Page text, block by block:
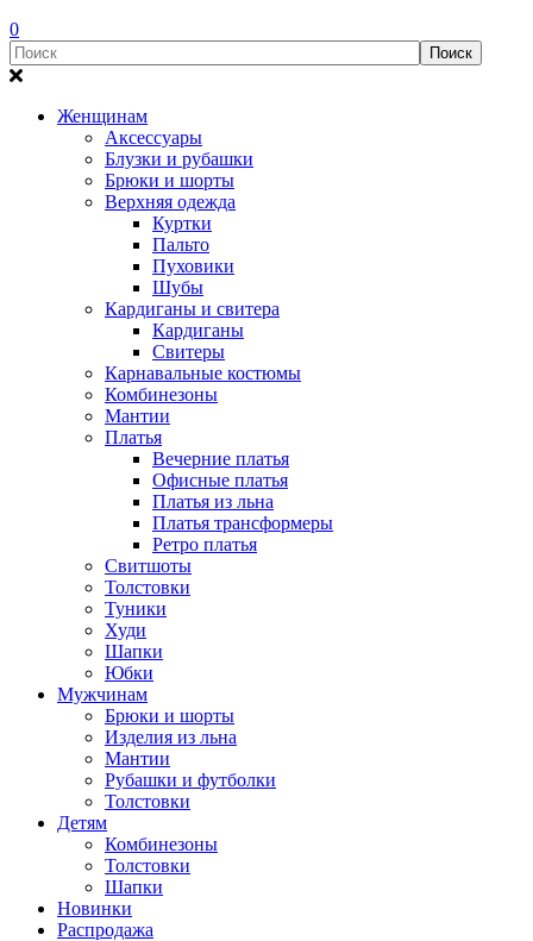
0
Женщинам
Аксессуары
Блузки и рубашки
Брюки и шорты
Верхняя одежда
Куртки
Пальто
Пуховики
Шубы
Кардиганы и свитера
Кардиганы
Свитеры
Карнавальные костюмы
Комбинезоны
Мантии
Платья
Вечерние платья
Офисные платья
Платья из льна
Платья трансформеры
Ретро платья
Свитшоты
Толстовки
Туники
Худи
Шапки
Юбки
Мужчинам
Брюки и шорты
Изделия из льна
Мантии
Рубашки и футболки
Толстовки
Детям
Комбинезоны
Толстовки
Шапки
Новинки
Распродажа